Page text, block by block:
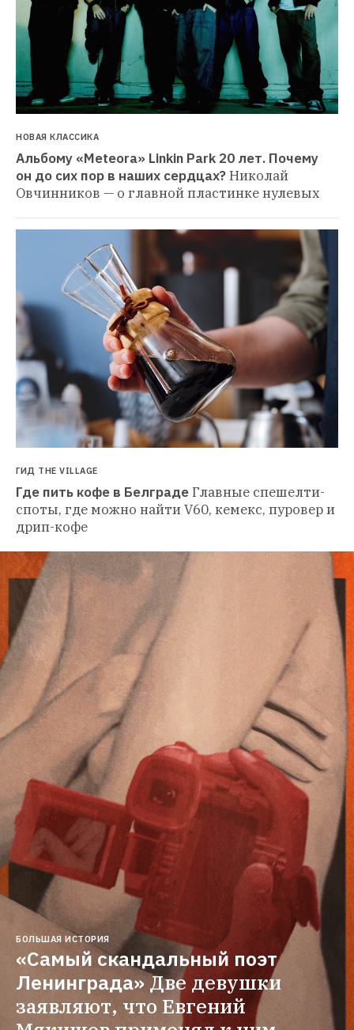
НОВАЯ КЛАССИКА
Альбому «Meteora» Linkin Park 20 лет. Почему
он до сих пор в наших сердцах?Николай
Овчинников — о главной пластинке нулевых
ГИД THE VILLAGE
Где пить кофе в БелградеГлавные спешелти-
споты, где можно найти V60, кемекс, пуровер и
дрип-кофе
БОЛЬШАЯ ИСТОРИЯ
«Самый скандальный поэт
Ленинграда»Две девушки
заявляют, что Евгений